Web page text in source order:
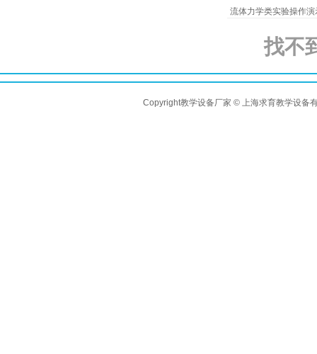
流体力学类实验操作演
找不
Copyright教学设备厂家 © 上海求育教学设备